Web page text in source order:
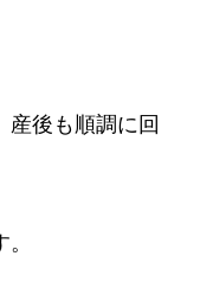
後も順調に回